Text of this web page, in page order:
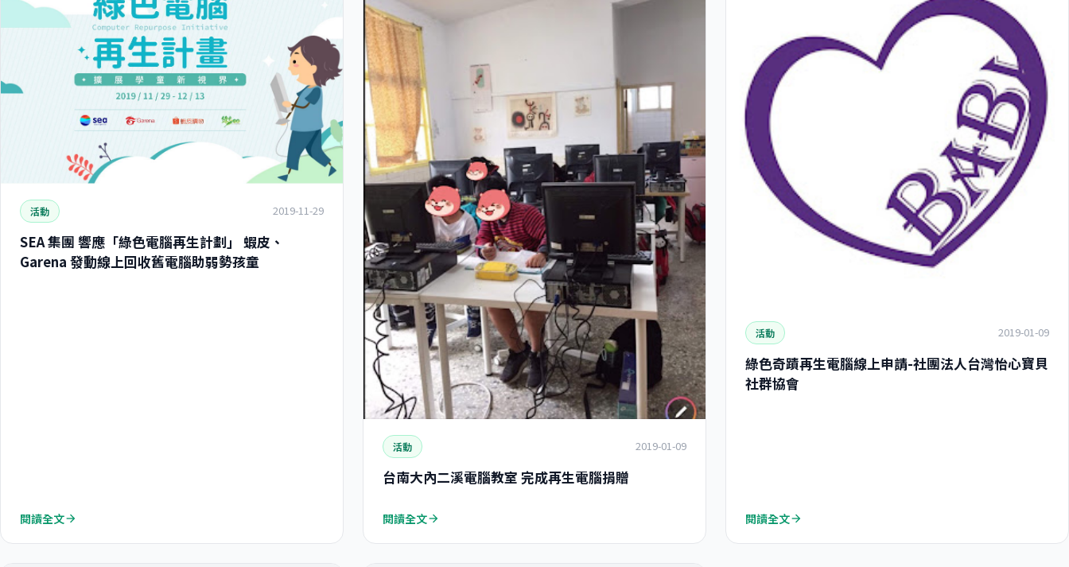
活動 2019-11-29
SEA 集團 響應「綠色電腦再生計劃」 蝦皮、
Garena 發動線上回收舊電腦助弱勢孩童
閱讀全文arrow_forward
活動 2019-01-09
台南大內二溪電腦教室 完成再生電腦捐贈
閱讀全文arrow_forward
活動 2019-01-09
綠色奇蹟再生電腦線上申請-社團法人台灣怡心寶貝
社群協會
閱讀全文arrow_forward